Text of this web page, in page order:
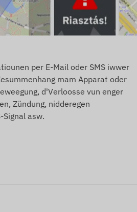
vum Hiersteller, déi
Parameteren oder
op eiser Websäit
per E-Mail oder SMS iwwer
mam Apparat oder
d'Verloosse vun enger
Zündung, nidderegen
Signal asw.